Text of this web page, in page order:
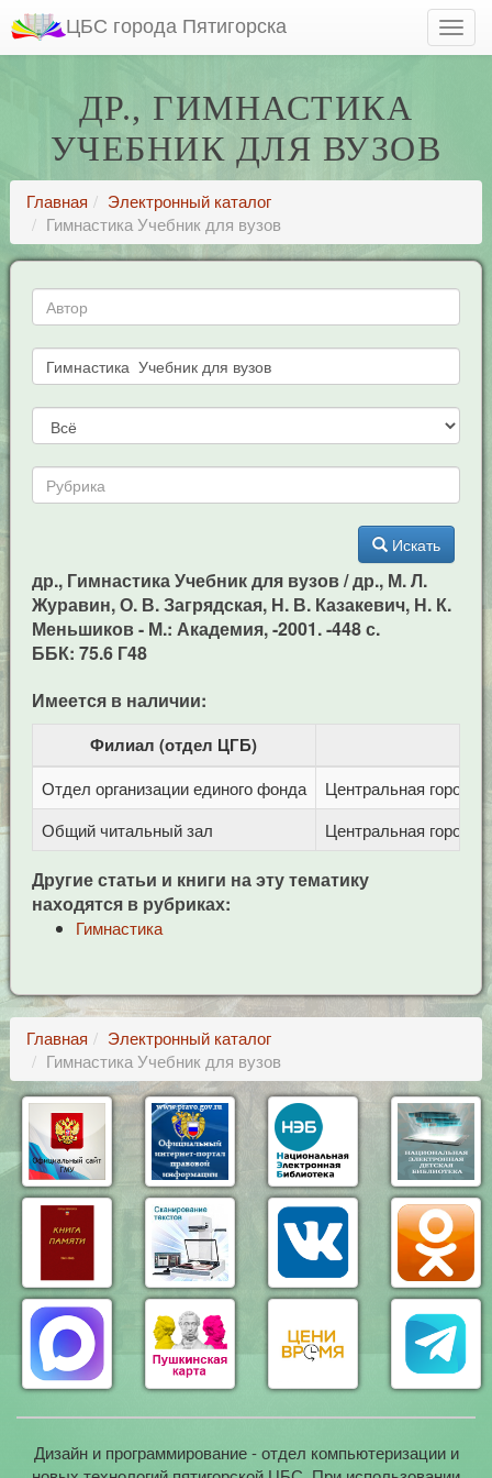
ЦБС города Пятигорска
ДР., ГИМНАСТИКА
УЧЕБНИК ДЛЯ ВУЗОВ
Главная
Электронный каталог
Гимнастика Учебник для вузов
Искать
др., Гимнастика Учебник для вузов / др., М. Л.
Журавин, О. В. Загрядская, Н. В. Казакевич, Н. К.
Меньшиков - М.: Академия, -2001. -448 с.
ББК: 75.6 Г48
Имеется в наличии:
Филиал (отдел ЦГБ)
Отдел организации единого фонда
Центральная
Общий читальный зал
Центральная
Другие статьи и книги на эту тематику
находятся в рубриках:
Гимнастика
Главная
Электронный каталог
Гимнастика Учебник для вузов
Дизайн и программирование - отдел компьютеризации и